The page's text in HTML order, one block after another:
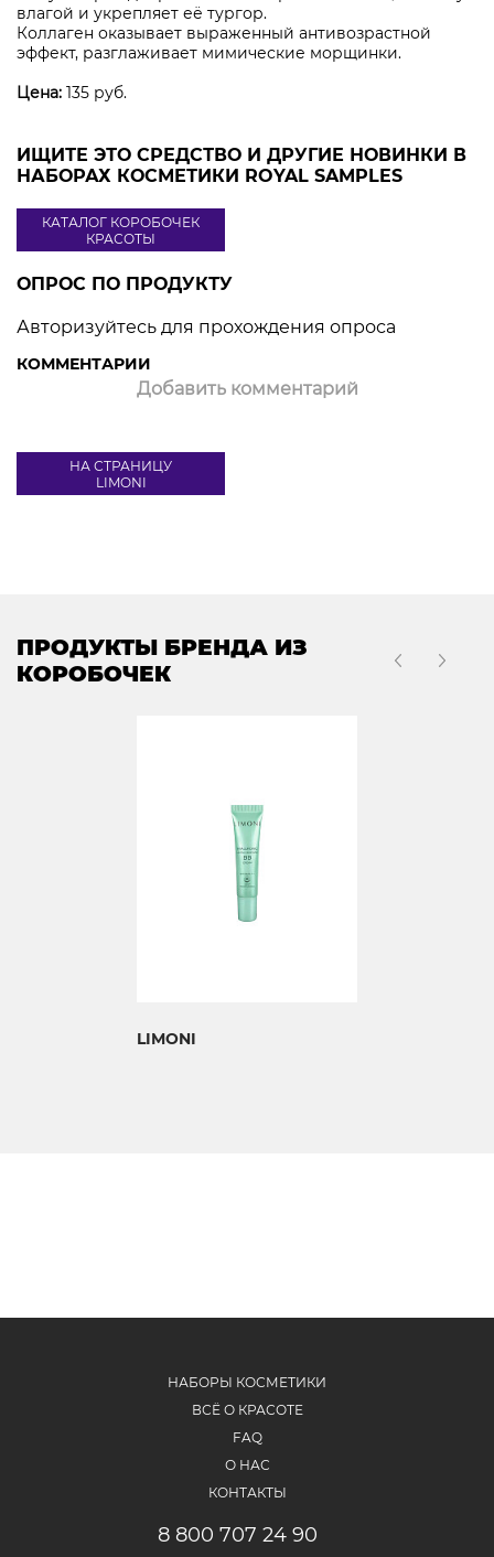
влагой и укрепляет её тургор.
Коллаген оказывает выраженный антивозрастной
эффект, разглаживает мимические морщинки.
Цена: 135 руб.
ИЩИТЕ ЭТО СРЕДСТВО И ДРУГИЕ НОВИНКИ В
НАБОРАХ КОСМЕТИКИ ROYAL SAMPLES
КАТАЛОГ КОРОБОЧЕК
КРАСОТЫ
ОПРОС ПО ПРОДУКТУ
Авторизуйтесь для прохождения опроса
КОММЕНТАРИИ
Добавить комментарий
НА СТРАНИЦУ
LIMONI
ПРОДУКТЫ БРЕНДА ИЗ
КОРОБОЧЕК
LIMONI
НАБОРЫ КОСМЕТИКИ
ВСЁ О КРАСОТЕ
FAQ
О НАС
КОНТАКТЫ
8 800 707 24 90